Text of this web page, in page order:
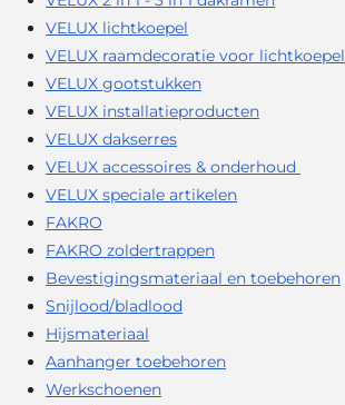
VELUX lichtkoepel
VELUX raamdecoratie voor lichtkoepel
VELUX gootstukken
VELUX installatieproducten
VELUX dakserres
VELUX accessoires & onderhoud
VELUX speciale artikelen
FAKRO
FAKRO zoldertrappen
Bevestigingsmateriaal en toebehoren
Snijlood/bladlood
Hijsmateriaal
Aanhanger toebehoren
Werkschoenen